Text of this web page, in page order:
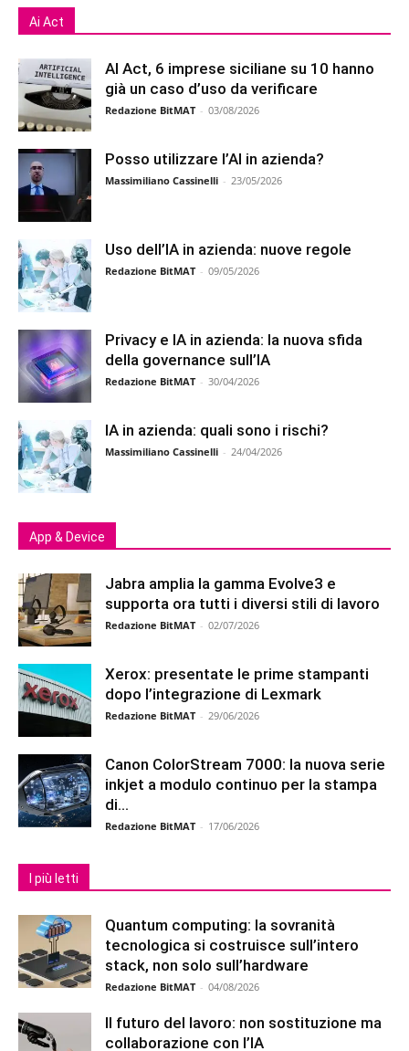
Ai Act
AI Act, 6 imprese siciliane su 10 hanno
già un caso d’uso da verificare
Redazione BitMAT - 03/08/2026
Posso utilizzare l’AI in azienda?
Massimiliano Cassinelli - 23/05/2026
Uso dell’IA in azienda: nuove regole
Redazione BitMAT - 09/05/2026
Privacy e IA in azienda: la nuova sfida
della governance sull’IA
Redazione BitMAT - 30/04/2026
IA in azienda: quali sono i rischi?
Massimiliano Cassinelli - 24/04/2026
App & Device
Jabra amplia la gamma Evolve3 e
supporta ora tutti i diversi stili di lavoro
Redazione BitMAT - 02/07/2026
Xerox: presentate le prime stampanti
dopo l’integrazione di Lexmark
Redazione BitMAT - 29/06/2026
Canon ColorStream 7000: la nuova serie
inkjet a modulo continuo per la stampa
di...
Redazione BitMAT - 17/06/2026
I più letti
Quantum computing: la sovranità
tecnologica si costruisce sull’intero
stack, non solo sull’hardware
Redazione BitMAT - 04/08/2026
Il futuro del lavoro: non sostituzione ma
collaborazione con l’IA